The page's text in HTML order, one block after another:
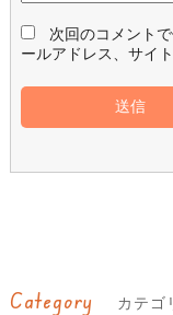
次回のコメント
ールアドレス、サイ
Category カテゴ